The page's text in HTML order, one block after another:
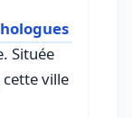
Située
ville